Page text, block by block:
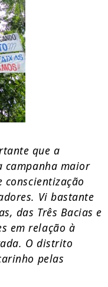
que a
campanha maior
Vi bastante
das Três Bacias e
em relação à
O distrito
pelas